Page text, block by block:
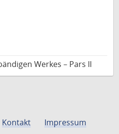
Werkes – Pars II
Kontakt
Impressum